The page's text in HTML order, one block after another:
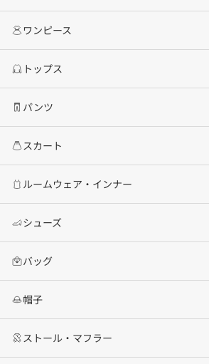
ワンピース
トップス
パンツ
スカート
ルームウェア・インナー
シューズ
バッグ
帽子
ストール・マフラー